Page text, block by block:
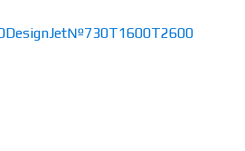
DesignJet№730T1600T2600